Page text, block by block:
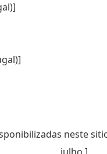
neste